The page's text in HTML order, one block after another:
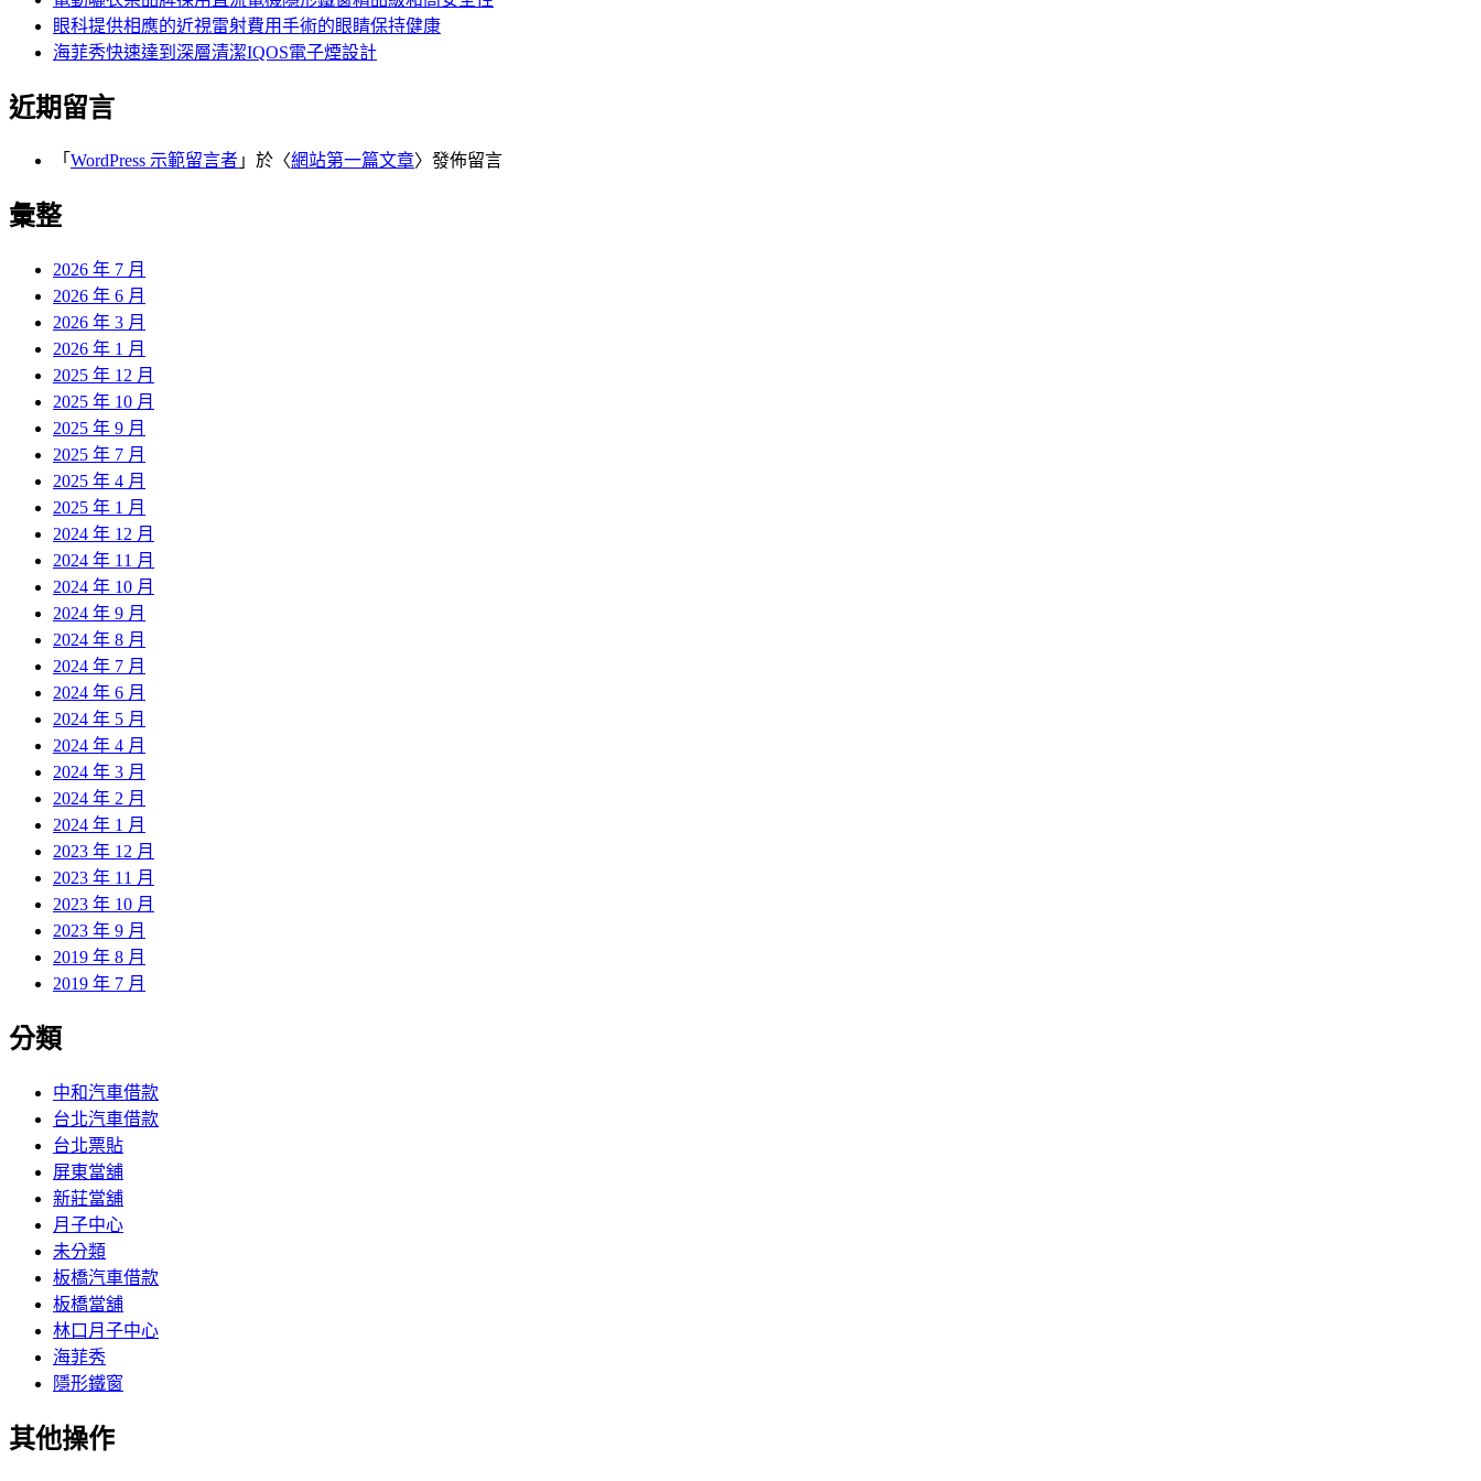
眼科提供相應的近視雷射費用手術的眼睛保持健康
海菲秀快速達到深層清潔IQOS電子煙設計
近期留言
「 WordPress 示範留言者 」於〈網站第一篇文章〉發佈留言
彙整
2026 年 7 月
2026 年 6 月
2026 年 3 月
2026 年 1 月
2025 年 12 月
2025 年 10 月
2025 年 9 月
2025 年 7 月
2025 年 4 月
2025 年 1 月
2024 年 12 月
2024 年 11 月
2024 年 10 月
2024 年 9 月
2024 年 8 月
2024 年 7 月
2024 年 6 月
2024 年 5 月
2024 年 4 月
2024 年 3 月
2024 年 2 月
2024 年 1 月
2023 年 12 月
2023 年 11 月
2023 年 10 月
2023 年 9 月
2019 年 8 月
2019 年 7 月
分類
中和汽車借款
台北汽車借款
台北票貼
屏東當舖
新莊當舖
月子中心
未分類
板橋汽車借款
板橋當舖
林口月子中心
海菲秀
隱形鐵窗
其他操作